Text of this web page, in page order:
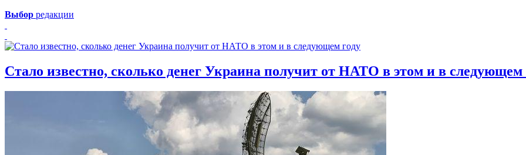
Выбор редакции
Стало известно, сколько денег Украина получит от НАТО в этом и в следующем